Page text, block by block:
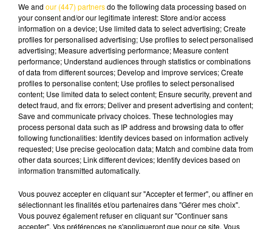
Lecture (6 min 55 sec)
27 mai 2025 - 6 min 55 sec
L'INFO DU LOT À CAHORS DU 27/05/25
À 12H30
L'info du Lot à Cahors
We and our (447) partnersdo the following data processing based on
your consent and/or our legitimate interest: Store and/or access
information on a device; Use limited data to select advertising; Create
profiles for personalised advertising; Use profiles to select personalised
advertising; Measure advertising performance; Measure content
performance; Understand audiences through statistics or combinations
of data from different sources; Develop and improve services; Create
profiles to personalise content; Use profiles to select personalised
content; Use limited data to select content; Ensure security, prevent and
detect fraud, and fix errors; Deliver and present advertising and content;
Save and communicate privacy choices. These technologies may
process personal data such as IP address and browsing data to offer
following functionalities: Identify devices based on information actively
requested; Use precise geolocation data; Match and combine data from
other data sources; Link different devices; Identify devices based on
information transmitted automatically.
Vous pouvez accepter en cliquant sur "Accepter et fermer", ou affiner en
sélectionnant les finalités et/ou partenaires dans "Gérer mes choix".
Vous pouvez également refuser en cliquant sur "Continuer sans
accepter". Vos préférences ne s'appliqueront que pour ce site. Vous